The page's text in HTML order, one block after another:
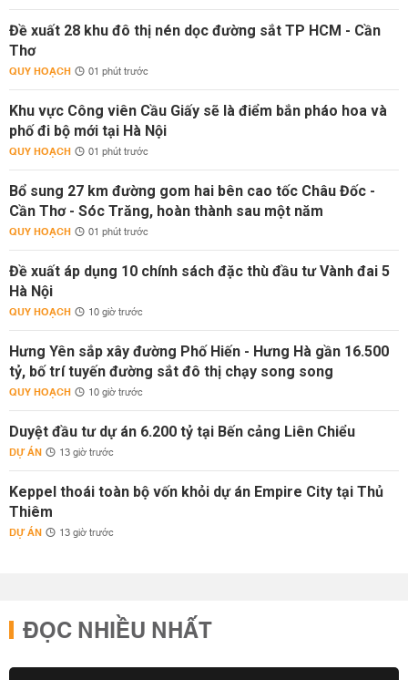
Đề xuất 28 khu đô thị nén dọc đường sắt TP HCM - Cần
Thơ
QUY HOẠCH 01 phút trước
Khu vực Công viên Cầu Giấy sẽ là điểm bắn pháo hoa và
phố đi bộ mới tại Hà Nội
QUY HOẠCH 01 phút trước
Bổ sung 27 km đường gom hai bên cao tốc Châu Đốc -
Cần Thơ - Sóc Trăng, hoàn thành sau một năm
QUY HOẠCH 01 phút trước
Đề xuất áp dụng 10 chính sách đặc thù đầu tư Vành đai 5
Hà Nội
QUY HOẠCH 10 giờ trước
Hưng Yên sắp xây đường Phố Hiến - Hưng Hà gần 16.500
tỷ, bố trí tuyến đường sắt đô thị chạy song song
QUY HOẠCH 10 giờ trước
Duyệt đầu tư dự án 6.200 tỷ tại Bến cảng Liên Chiểu
DỰ ÁN 13 giờ trước
Keppel thoái toàn bộ vốn khỏi dự án Empire City tại Thủ
Thiêm
DỰ ÁN 13 giờ trước
ĐỌC NHIỀU NHẤT